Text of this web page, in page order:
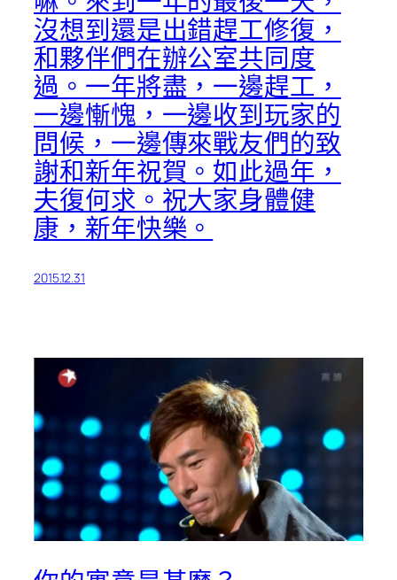
沒想到還是出錯趕工修復，
和夥伴們在辦公室共同度
過。一年將盡，一邊趕工，
一邊慚愧，一邊收到玩家的
問候，一邊傳來戰友們的致
謝和新年祝賀。如此過年，
夫復何求。祝大家身體健
康，新年快樂。
2015.12.31